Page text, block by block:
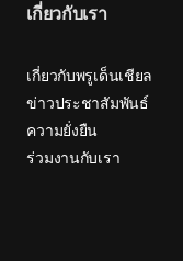
เกี่ยวกับเรา
เกี่ยวกับพรูเด็นเชียล
ข่าวประชาสัมพันธ์
ความยั่งยืน
ร่วมงานกับเรา